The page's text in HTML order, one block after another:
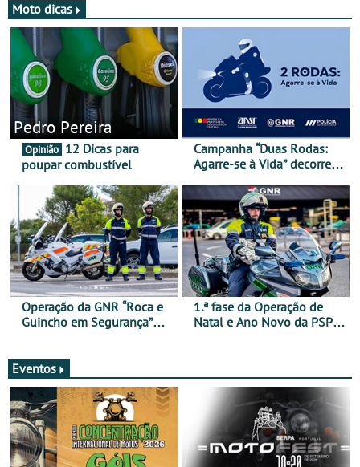
Moto dicas
Pedro Pereira
Opinião
poupar combustível
Campanha “Duas Rodas:
Agarre-se à Vida” decorre
Operação da GNR “Roca e
Guincho em Segurança”
1.ª fase da Operação de
Natal e Ano Novo da PSP e
Eventos